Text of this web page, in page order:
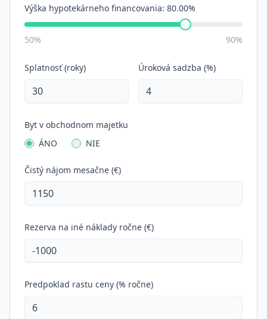
Výška hypotekárneho financovania: 80.00%
50% 90%
Splatnosť (roky) Úroková sadzba (%)
Byt v obchodnom majetku
ÁNO
NIE
Čistý nájom mesačne (€)
Rezerva na iné náklady ročne (€)
Predpoklad rastu ceny (% ročne)